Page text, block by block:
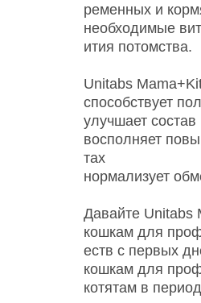
ременных и
необходимые
ития потомства.
Unitabs
способствует
улучшает
восполняет
тах
нормализует
Давайте Unitabs
кошкам для
еств с первых
кошкам для
котятам в